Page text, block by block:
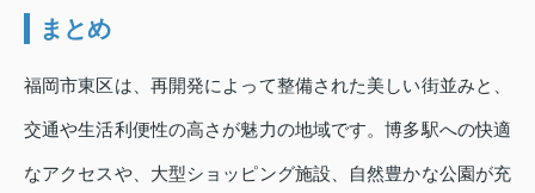
まとめ
福岡市東区は、再開発によって整備された美しい街並みと、
交通や生活利便性の高さが魅力の地域です。博多駅への快適
なアクセスや、大型ショッピング施設、自然豊かな公園が充